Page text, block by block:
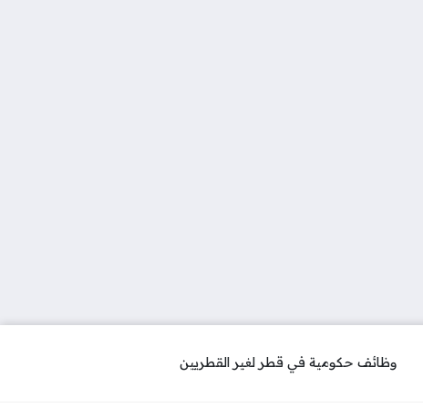
وظائف حكومية في قطر لغير القطريين